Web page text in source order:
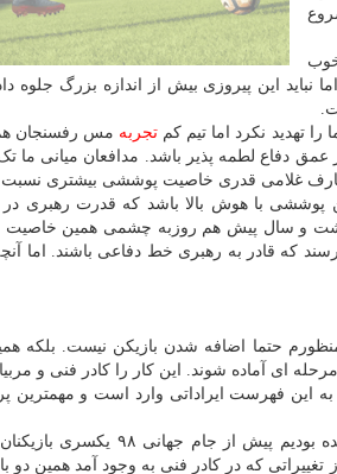
نباید این پیروزی بیش از اندازه بزرگ
تهدید نکرد اما تیم کمتجربه مس رفسنجان
عمق دفاع لطمه پذیر باشد. مدافعان میانی ما
غلامی قدری خاصیت پوششی بیشتری نسبت
با هوش بالا باشد که قدرت رهبری در
و سال پیش هم روزبه چشمی همین خاصیت
رسند که قادر به رهبری خط دفاعی باشند. اما
حتما اضافه شدن بازیکن نیست. بلکه همین
ای آماده شوند. این کار را کادر فنی و
این فهرست ایراداتی وارد است و
وی اضافه کرد: ما تجربه مشابهی در سال های
که در کادر فنی به وجود آمد همین دو